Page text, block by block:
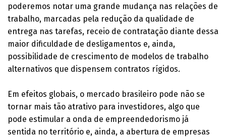
poderemos notar uma grande mudança nas relações de
trabalho, marcadas pela redução da qualidade de
entrega nas tarefas, receio de contratação diante dessa
maior dificuldade de desligamentos e, ainda,
possibilidade de crescimento de modelos de trabalho
alternativos que dispensem contratos rígidos.
Em efeitos globais, o mercado brasileiro pode não se
tornar mais tão atrativo para investidores, algo que
pode estimular a onda de empreendedorismo já
sentida no território e, ainda, a abertura de empresas